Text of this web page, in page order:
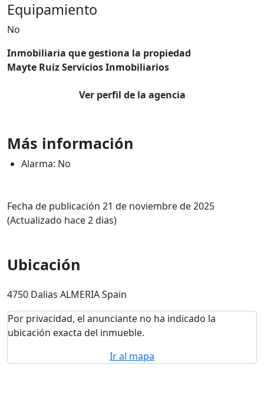
Equipamiento
No
Inmobiliaria que gestiona la propiedad
Mayte Ruiz Servicios Inmobiliarios
Ver perfil de la agencia
Más información
Alarma: No
Fecha de publicación 21 de noviembre de 2025
(Actualizado hace 2 dias)
Ubicación
4750 Dalias ALMERIA Spain
Por privacidad, el anunciante no ha indicado la
ubicación exacta del inmueble.
Ir al mapa